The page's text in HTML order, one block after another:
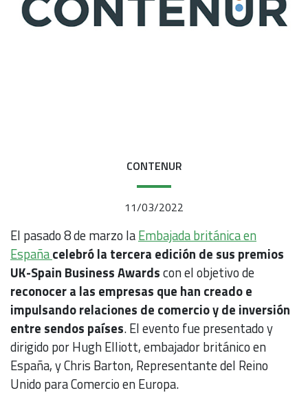
CONTENUR
11/03/2022
El pasado 8 de marzo laEmbajada británica en
Españacelebró la tercera edición de sus premios
UK-Spain Business Awardscon el objetivo de
reconocer a las empresas que han creado e
impulsando relaciones de comercio y de inversión
entre sendos países. El evento fue presentado y
dirigido por Hugh Elliott, embajador británico en
España, y Chris Barton, Representante del Reino
Unido para Comercio en Europa.